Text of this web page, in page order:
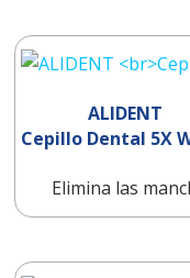
ALIDENT
Cepillo Dental 5X
Elimina las